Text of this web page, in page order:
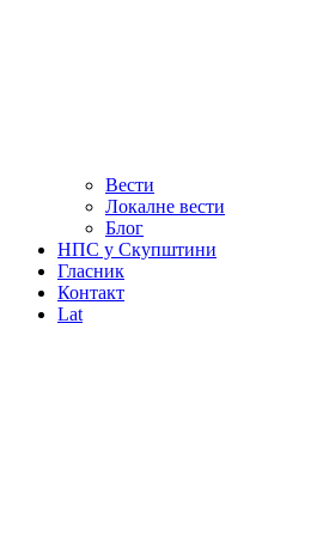
Вести
Локалне вести
Блог
НПС у Скупштини
Гласник
Контакт
Lat